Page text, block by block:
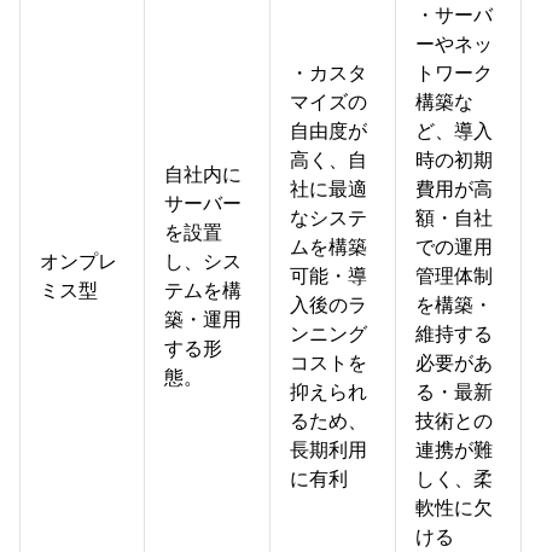
オンプレ
ミス型
自社内に
サーバー
を設置
し、シス
テムを構
築・運用
する形
態。
・カスタ
マイズの
自由度が
高く、自
社に最適
なシステ
ムを構築
可能・導
入後のラ
ンニング
コストを
抑えられ
るため、
長期利用
に有利
・サーバ
ーやネッ
トワーク
構築な
ど、導入
時の初期
費用が高
額・自社
での運用
管理体制
を構築・
維持する
必要があ
る・最新
技術との
連携が難
しく、柔
軟性に欠
ける